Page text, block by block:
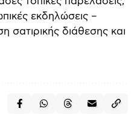
εκδηλώσεις –
διάθεσης και